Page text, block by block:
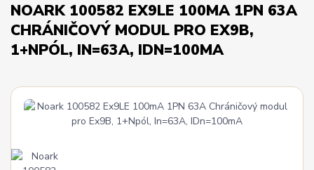
NOARK 100582 EX9LE 100MA 1PN 63A
CHRÁNIČOVÝ MODUL PRO EX9B,
1+NPÓL, IN=63A, IDN=100MA